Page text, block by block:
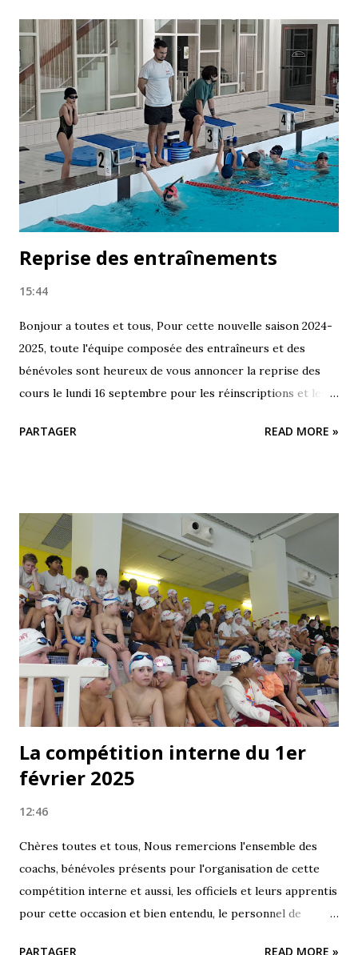
Reprise des entraînements
15:44
Bonjour a toutes et tous, Pour cette nouvelle saison 2024-
2025, toute l'équipe composée des entraîneurs et des
bénévoles sont heureux de vous annoncer la reprise des
cours le lundi 16 septembre pour les réinscriptions et les
Soyez tous au rendez vous ! 😉
PARTAGER READ MORE »
La compétition interne du 1er
février 2025
12:46
Chères toutes et tous, Nous remercions l'ensemble des
coachs, bénévoles présents pour l'organisation de cette
compétition interne et aussi, les officiels et leurs apprentis
pour cette occasion et bien entendu, le personnel de
PARTAGER READ MORE »